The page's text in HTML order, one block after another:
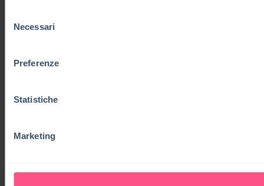
delNecessari
Preferenze
Statistiche
Marketing